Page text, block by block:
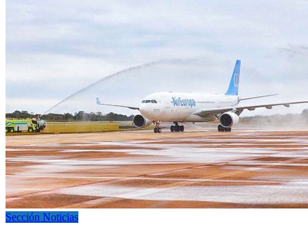
Sección Noticias